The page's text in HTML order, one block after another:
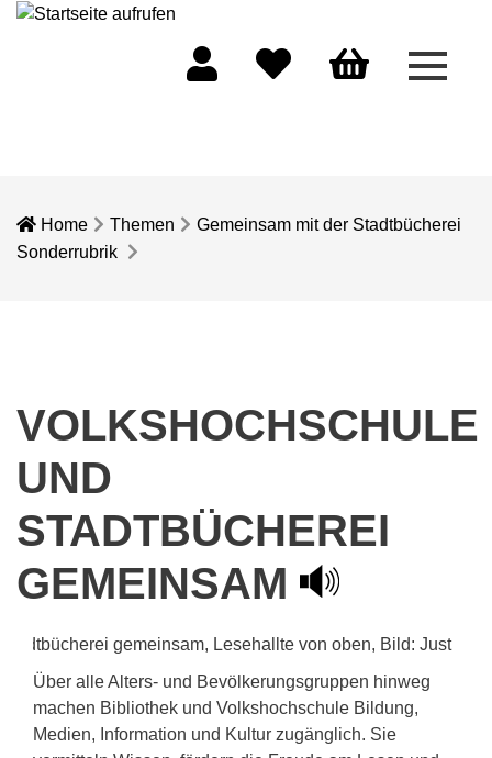
Menü
Home Themen
Gemeinsam mit der Stadtbücherei
Sonderrubrik
VOLKSHOCHSCHULE
UND
STADTBÜCHEREI
GEMEINSAM
Über alle Alters- und Bevölkerungsgruppen hinweg
machen Bibliothek und Volkshochschule Bildung,
Medien, Information und Kultur zugänglich. Sie